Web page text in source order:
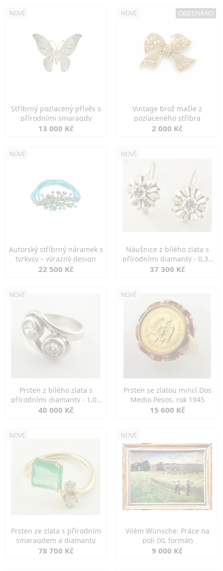
NOVÉ
Stříbrný pozlacený přívěs s
přírodními smaragdy
13 000 Kč
NOVÉ OBJEDNÁNO
Vintage brož mašle z
pozlaceného stříbra
2 000 Kč
NOVÉ
Autorský stříbrný náramek s
tyrkysy – výrazný design
22 500 Kč
NOVÉ
Náušnice z bílého zlata s
přírodními diamanty - 0,30
ct
37 300 Kč
NOVÉ
Prsten z bílého zlata s
přírodními diamanty - 1,00
ct
40 000 Kč
NOVÉ
Prsten se zlatou mincí Dos
Medio Pesos, rok 1945
15 600 Kč
NOVÉ
Prsten ze zlata s přírodním
smaragdem a diamanty
78 700 Kč
NOVÉ
Vilém Wünsche: Práce na
poli (XL formát)
9 000 Kč